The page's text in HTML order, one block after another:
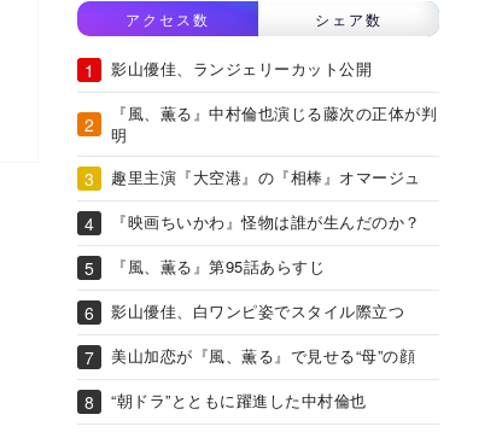
アクセス数 シェア数
影山優佳、ランジェリーカット公開
『風、薫る』中村倫也演じる藤次の正体が判
明
趣里主演『大空港』の『相棒』オマージュ
『映画ちいかわ』怪物は誰が生んだのか？
『風、薫る』第95話あらすじ
影山優佳、白ワンピ姿でスタイル際立つ
美山加恋が『風、薫る』で見せる“母”の顔
“朝ドラ”とともに躍進した中村倫也